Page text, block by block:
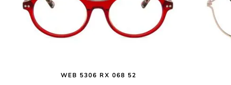
WEB 5306 RX 068 52